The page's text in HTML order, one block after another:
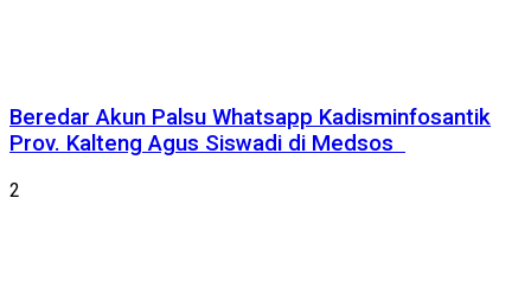
Beredar Akun Palsu Whatsapp Kadisminfosantik
Prov. Kalteng Agus Siswadi di Medsos
2